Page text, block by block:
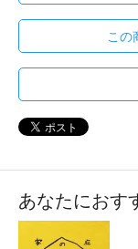
この
あなたにおす